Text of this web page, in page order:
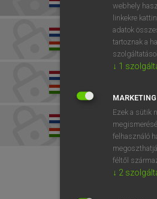
VAN
webhely
linkekre
adatok
tartoznak a
↓ 1
MARKETING
Ezek a sütik
felhasználó
féltől
↓ 2
a
í